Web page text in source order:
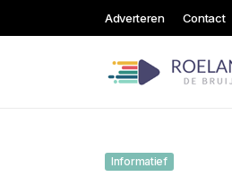
Adverteren Contact
Informatief